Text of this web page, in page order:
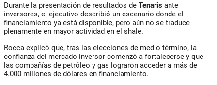
Durante la presentación de resultados de Tenaris ante
inversores, el ejecutivo describió un escenario donde el
financiamiento ya está disponible, pero aún no se traduce
plenamente en mayor actividad en el shale.
Rocca explicó que, tras las elecciones de medio término, la
confianza del mercado inversor comenzó a fortalecerse y que
las compañías de petróleo y gas lograron acceder a más de
4.000 millones de dólares en financiamiento.